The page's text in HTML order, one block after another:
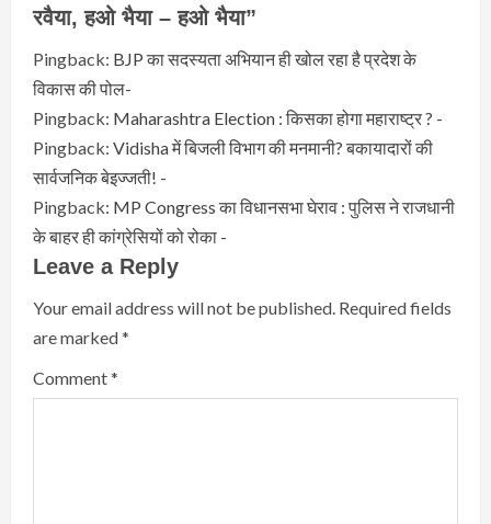
रवैया, हओ भैया – हओ भैया”
Pingback: BJP का सदस्यता अभियान ही खोल रहा है प्रदेश के
विकास की पोल-
Pingback: Maharashtra Election : किसका होगा महाराष्ट्र ? -
Pingback: Vidisha में बिजली विभाग की मनमानी? बकायादारों की
सार्वजनिक बेइज्जती! -
Pingback: MP Congress का विधानसभा घेराव : पुलिस ने राजधानी
के बाहर ही कांग्रेसियों को रोका -
Leave a Reply
Your email address will not be published. Required fields
are marked*
Comment*